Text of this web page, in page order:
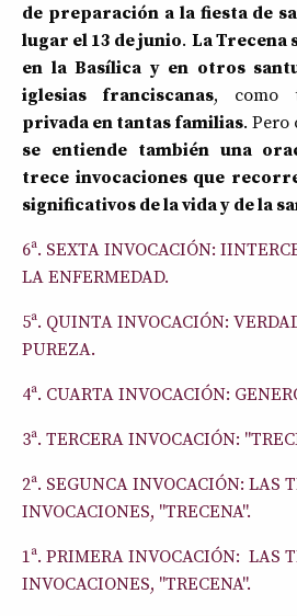
de preparación a la fiesta de
lugar el 13 de junio. La Trecena
en la Basílica y en otros
iglesias franciscanas, como
privada en tantas familias.
se entiende también una
trece invocaciones que
significativos de la vida y de la
6ª. SEXTA INVOCACIÓN:
LA ENFERMEDAD.
5ª. QUINTA INVOCACIÓN:
PUREZA.
4ª. CUARTA INVOCACIÓN:
3ª. TERCERA INVOCACIÓN:
2ª. SEGUNCA INVOCACIÓN: LAS
INVOCACIONES, "TRECENA".
1ª. PRIMERA INVOCACIÓN: LAS
INVOCACIONES, "TRECENA".